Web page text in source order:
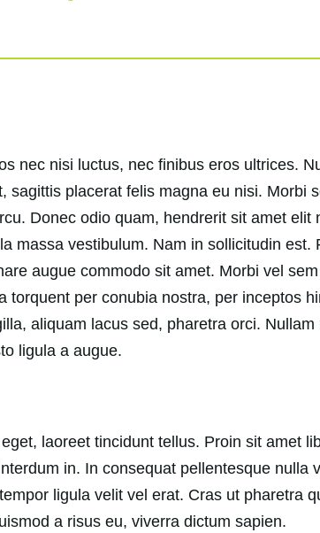
nec nisi luctus, nec finibus eros ultrices.
placerat felis magna eu nisi. Morbi
Donec odio quam, hendrerit sit amet elit
massa vestibulum. Nam in sollicitudin est.
augue commodo sit amet. Morbi vel
per conubia nostra, per inceptos
aliquam lacus sed, pharetra orci.
ligula a augue.
laoreet tincidunt tellus. Proin sit amet
in. In consequat pellentesque nulla
ligula velit vel erat. Cras ut pharetra
a risus eu, viverra dictum sapien.